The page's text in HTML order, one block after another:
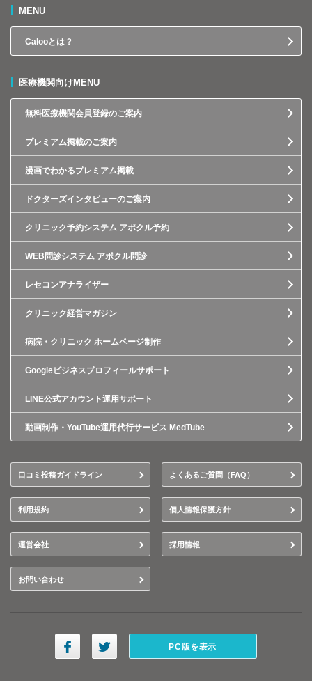
MENU
Calooとは？
医療機関向けMENU
無料医療機関会員登録のご案内
プレミアム掲載のご案内
漫画でわかるプレミアム掲載
ドクターズインタビューのご案内
クリニック予約システム アポクル予約
WEB問診システム アポクル問診
レセコンアナライザー
クリニック経営マガジン
病院・クリニック ホームページ制作
Googleビジネスプロフィールサポート
LINE公式アカウント運用サポート
動画制作・YouTube運用代行サービス MedTube
口コミ投稿ガイドライン よくあるご質問（FAQ）
利用規約 個人情報保護方針
運営会社 採用情報
お問い合わせ
PC版を表示